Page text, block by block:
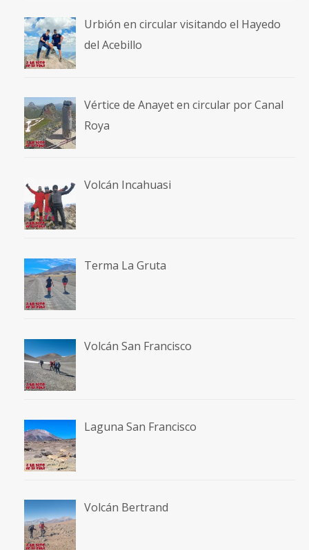
Urbión en circular visitando el Hayedo
del Acebillo
Vértice de Anayet en circular por Canal
Roya
Volcán Incahuasi
Terma La Gruta
Volcán San Francisco
Laguna San Francisco
Volcán Bertrand